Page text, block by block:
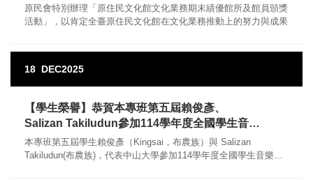
館員頒獎活動 優等銀賞館員獎
原民會特別辦理「原住民文化館文化業務期末績優館所及館員頒獎
活動」，以肯定全臺原住民文化館在文化業務推動上的努力與成果
18 DEC2025
【學生榮譽】恭賀本專班第五屆賴俊彥、
Salizan Takiludun參加114學年度全國學生音樂
比賽高雄市初賽大專組男高音獨唱B組獲優異成
績!
本專班第五屆學生賴俊彥（Kingsai，布農族）與 Salizan
Takiludun(布農族)，代表中山大學參加114學年度全國學生音樂比